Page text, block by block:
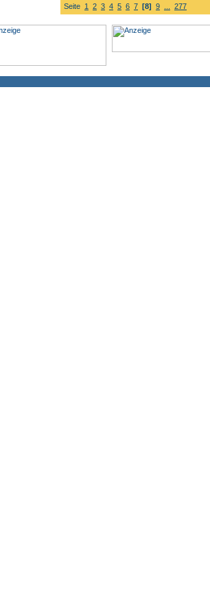
Seite 1 2 3 4 5 6 7 [8] 9 277